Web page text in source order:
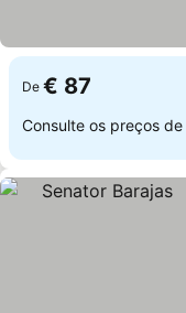
De € 87
Consulte os preços de